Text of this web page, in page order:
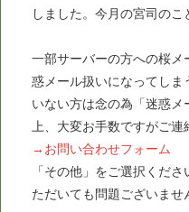
しました。今月の宮司のこ
一部サーバーの方への桜
惑メール扱いになってし
いない方は念の為「迷惑
上、大変お手数ですがご
→お問い合わせフォーム
「その他」をご選択くだ
ただいても問題ございませ